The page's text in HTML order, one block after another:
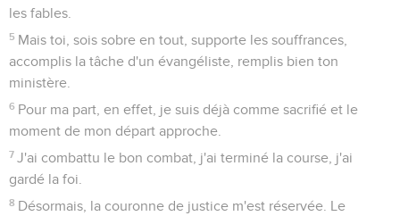
les fables.
5 Mais toi, sois sobre en tout, supporte les souffrances,
accomplis la tâche d'un évangéliste, remplis bien ton
ministère.
6 Pour ma part, en effet, je suis déjà comme sacrifié et le
moment de mon départ approche.
7 J'ai combattu le bon combat, j'ai terminé la course, j'ai
gardé la foi.
8 Désormais, la couronne de justice m'est réservée. Le